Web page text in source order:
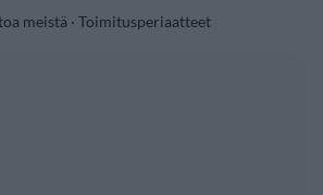
meistä · Toimitusperiaatteet